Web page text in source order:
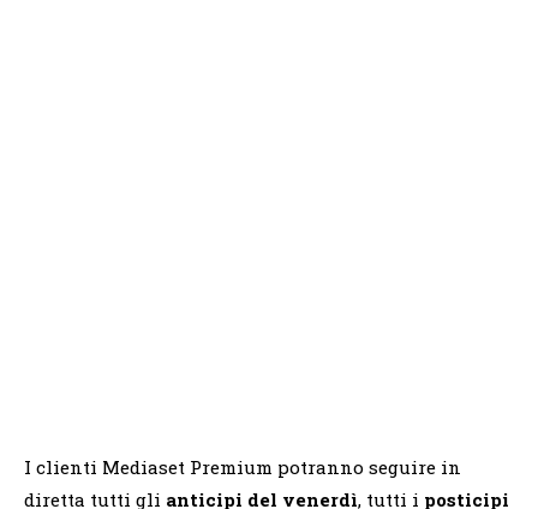
I clienti Mediaset Premium potranno seguire in
diretta tutti gli anticipi del venerdì, tutti i posticipi